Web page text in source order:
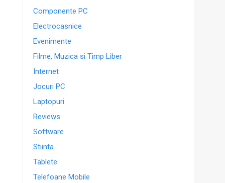
Componente PC
Electrocasnice
Evenimente
Filme, Muzica si Timp Liber
Internet
Jocuri PC
Laptopuri
Reviews
Software
Stiinta
Tablete
Telefoane Mobile